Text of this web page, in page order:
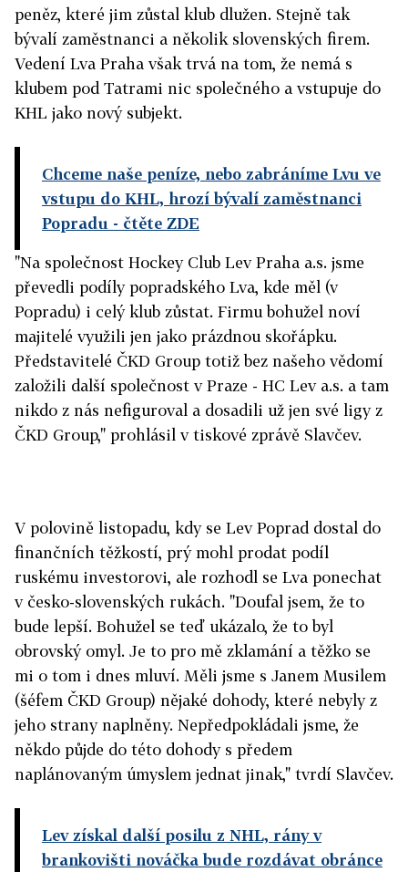
peněz, které jim zůstal klub dlužen. Stejně tak
bývalí zaměstnanci a několik slovenských firem.
Vedení Lva Praha však trvá na tom, že nemá s
klubem pod Tatrami nic společného a vstupuje do
KHL jako nový subjekt.
Chceme naše peníze, nebo zabráníme Lvu ve
vstupu do KHL, hrozí bývalí zaměstnanci
Popradu - čtěte ZDE
"Na společnost Hockey Club Lev Praha a.s. jsme
převedli podíly popradského Lva, kde měl (v
Popradu) i celý klub zůstat. Firmu bohužel noví
majitelé využili jen jako prázdnou skořápku.
Představitelé ČKD Group totiž bez našeho vědomí
založili další společnost v Praze - HC Lev a.s. a tam
nikdo z nás nefiguroval a dosadili už jen své ligy z
ČKD Group," prohlásil v tiskové zprávě Slavčev.
V polovině listopadu, kdy se Lev Poprad dostal do
finančních těžkostí, prý mohl prodat podíl
ruskému investorovi, ale rozhodl se Lva ponechat
v česko-slovenských rukách. "Doufal jsem, že to
bude lepší. Bohužel se teď ukázalo, že to byl
obrovský omyl. Je to pro mě zklamání a těžko se
mi o tom i dnes mluví. Měli jsme s Janem Musilem
(šéfem ČKD Group) nějaké dohody, které nebyly z
jeho strany naplněny. Nepředpokládali jsme, že
někdo půjde do této dohody s předem
naplánovaným úmyslem jednat jinak," tvrdí Slavčev.
Lev získal další posilu z NHL, rány v
brankovišti nováčka bude rozdávat obránce